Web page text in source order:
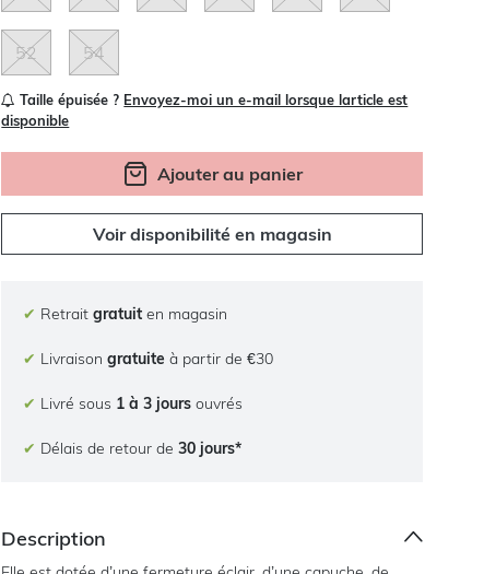
52 54
Taille épuisée ? Envoyez-moi un e-mail lorsque larticle est
disponible
Ajouter au panier
Voir disponibilité en magasin
✔ Retraitgratuit en magasin
✔ Livraisongratuite à partir de €30
✔ Livré sous 1 à 3 jours ouvrés
✔ Délais de retour de30 jours*
Description